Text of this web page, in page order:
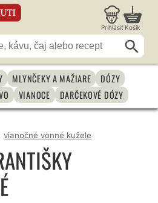
Prihlásiť Košík
MLYNČEKY A MAŽIARE
DÓZY
VIANOCE DARČEKOVÉ DÓZY
vianočné vonné kužele